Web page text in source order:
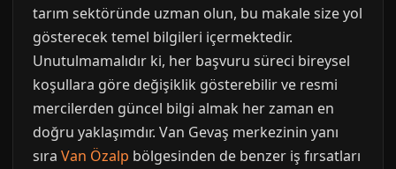
tarım sektöründe uzman olun, bu makale size yol
gösterecek temel bilgileri içermektedir.
Unutulmamalıdır ki, her başvuru süreci bireysel
koşullara göre değişiklik gösterebilir ve resmi
mercilerden güncel bilgi almak her zaman en
doğru yaklaşımdır. Van Gevaş merkezinin yanı
sıra Van Özalp bölgesinden de benzer iş fırsatları